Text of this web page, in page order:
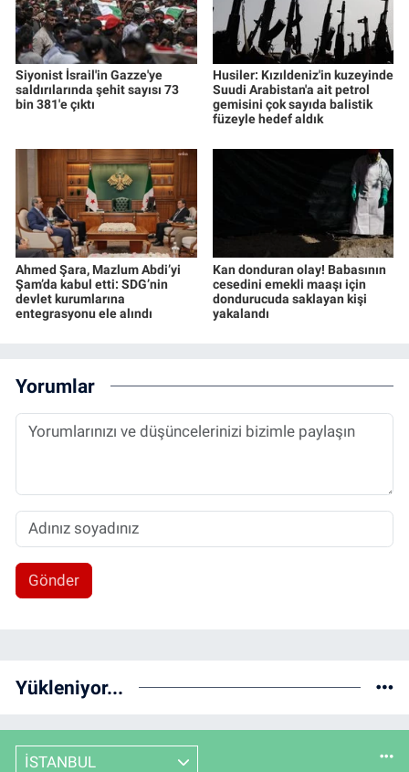
Siyonist İsrail'in Gazze'ye
saldırılarında şehit sayısı 73
bin 381'e çıktı
Husiler: Kızıldeniz'in kuzeyinde
Suudi Arabistan'a ait petrol
gemisini çok sayıda balistik
füzeyle hedef aldık
Ahmed Şara, Mazlum Abdi’yi
Şam’da kabul etti: SDG’nin
devlet kurumlarına
entegrasyonu ele alındı
Kan donduran olay! Babasının
cesedini emekli maaşı için
dondurucuda saklayan kişi
yakalandı
Yorumlar
Gönder
Yükleniyor...
İSTANBUL